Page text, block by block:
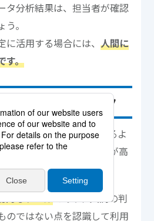
タ分析結果は、担当者が確認
。
に活用する場合には、人間に
す。
マンエラーのリスク
と、チェックや修正を怠るよ
エラーが発生するリスクが高
的なツールであり、人間の判
のではない点を認識して利用